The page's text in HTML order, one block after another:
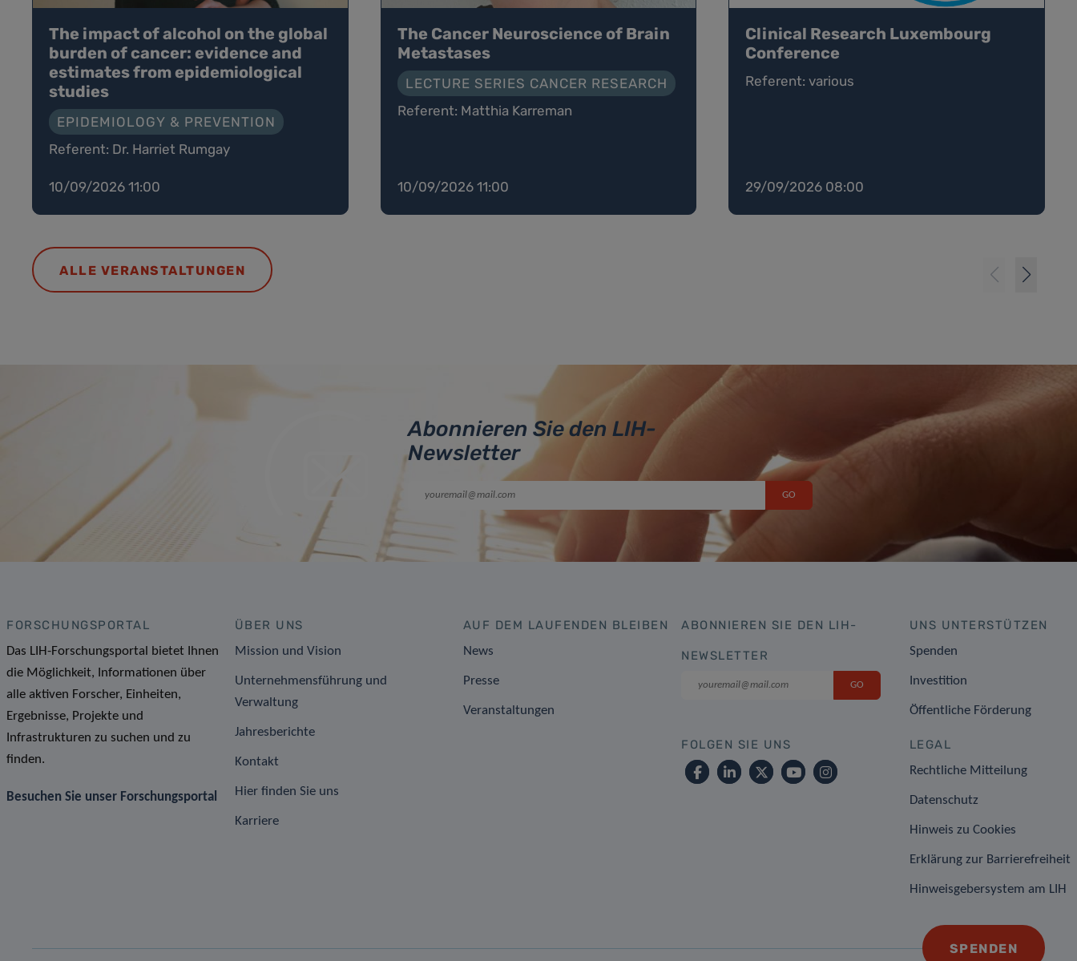
The impact of alcohol on the global
burden of cancer: evidence and
estimates from epidemiological
studies
EPIDEMIOLOGY & PREVENTION
Referent: Dr. Harriet Rumgay
10/09/2026 11:00
The Cancer Neuroscience of Brain
Metastases
LECTURE SERIES CANCER RESEARCH
Referent: Matthia Karreman
10/09/2026 11:00
Clinical Research Luxembourg
Conference
Referent: various
29/09/2026 08:00
ALLE VERANSTALTUNGEN
Abonnieren Sie den LIH-
Newsletter
FORSCHUNGSPORTAL
Das LIH-Forschungsportal bietet Ihnen
die Möglichkeit, Informationen über
alle aktiven Forscher, Einheiten,
Ergebnisse, Projekte und
Infrastrukturen zu suchen und zu
finden.
Besuchen Sie unser Forschungsportal
ÜBER UNS
Mission und Vision
Unternehmensführung und
Verwaltung
Jahresberichte
Kontakt
Hier finden Sie uns
Karriere
AUF DEM LAUFENDEN BLEIBEN
News
Presse
Veranstaltungen
ABONNIEREN SIE DEN LIH-
NEWSLETTER
FOLGEN SIE UNS
UNS UNTERSTÜTZEN
Spenden
Investition
Öffentliche Förderung
LEGAL
Rechtliche Mitteilung
Datenschutz
Hinweis zu Cookies
Erklärung zur Barrierefreiheit
Hinweisgebersystem am LIH
SPENDEN